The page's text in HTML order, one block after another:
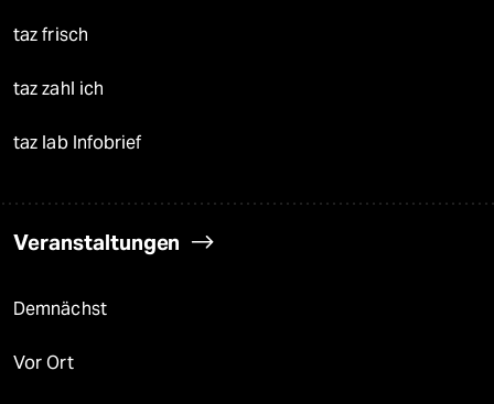
taz frisch
taz zahl ich
taz lab Infobrief
Veranstaltungen
Demnächst
Vor Ort